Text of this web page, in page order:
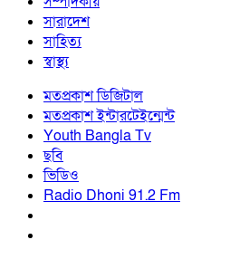
সারাদেশ
সাহিত্য
স্বাস্থ্য
মতপ্রকাশ ডিজিটাল
মতপ্রকাশ ইন্টারটেইন্মেন্ট
Youth Bangla Tv
ছবি
ভিডিও
Radio Dhoni 91.2 Fm